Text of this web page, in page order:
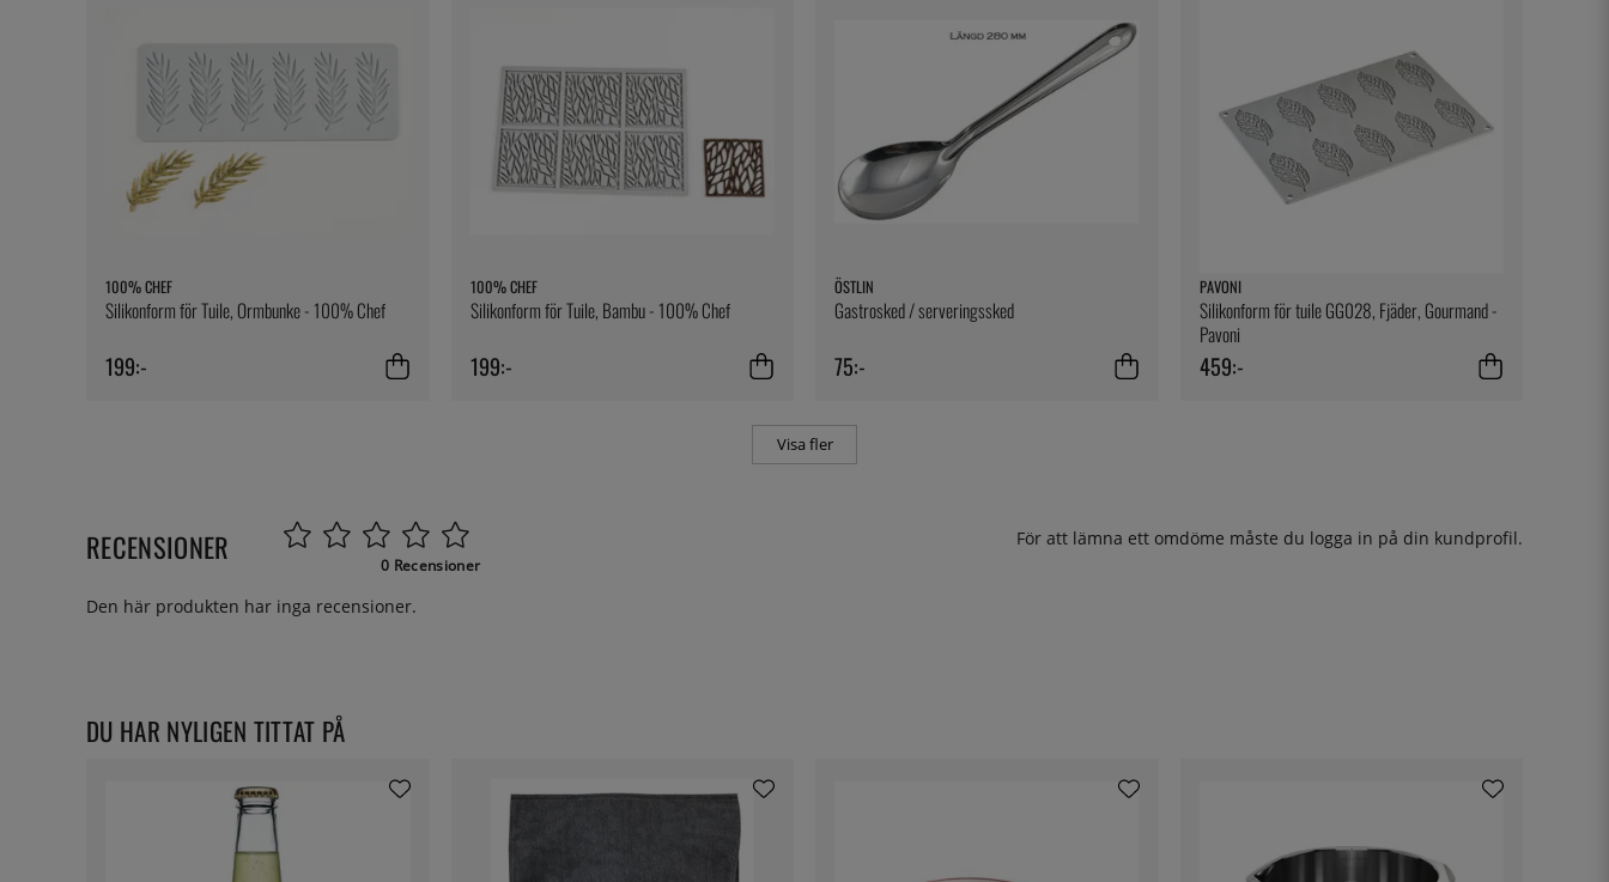
100% CHEF
Silikonform för Tuile, Ormbunke - 100% Chef
199:-
100% CHEF
Silikonform för Tuile, Bambu - 100% Chef
199:-
ÖSTLIN
Gastrosked / serveringssked
75:-
PAVONI
Silikonform för tuile GG028, Fjäder, Gourmand -
Pavoni
459:-
Visa fler
RECENSIONER 0 Recensioner
För att lämna ett omdöme måste du logga in på din kundprofil.
Den här produkten har inga recensioner.
DU HAR NYLIGEN TITTAT PÅ